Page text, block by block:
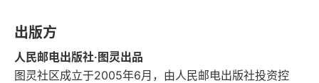
1.4.2 填充缺失值
1.4.3 剔除异常值
出版方
人民邮电出版社·图灵出品
图灵社区成立于2005年6月，由人民邮电出版社投资控